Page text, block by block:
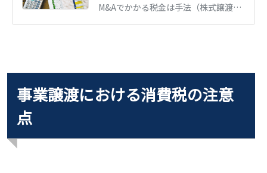
M&Aでかかる税金は手法（株式譲渡・事業譲渡・組織再編）で大きく変わります。売り手・買い手別の課税関係を一覧整理し、役員退職金の活用などの節税方法を解説します。
事業譲渡における消費税の注意
点